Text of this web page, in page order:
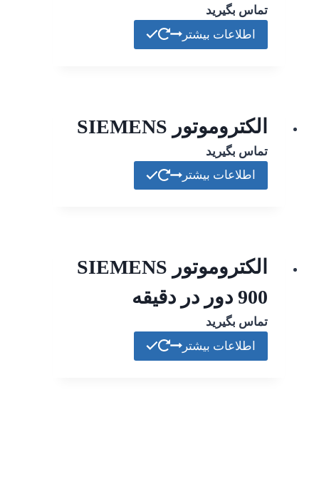
تماس بگیرید
اطلاعات بیشتر
الکتروموتور SIEMENS
تماس بگیرید
اطلاعات بیشتر
الکتروموتور SIEMENS
900 دور در دقیقه
تماس بگیرید
اطلاعات بیشتر